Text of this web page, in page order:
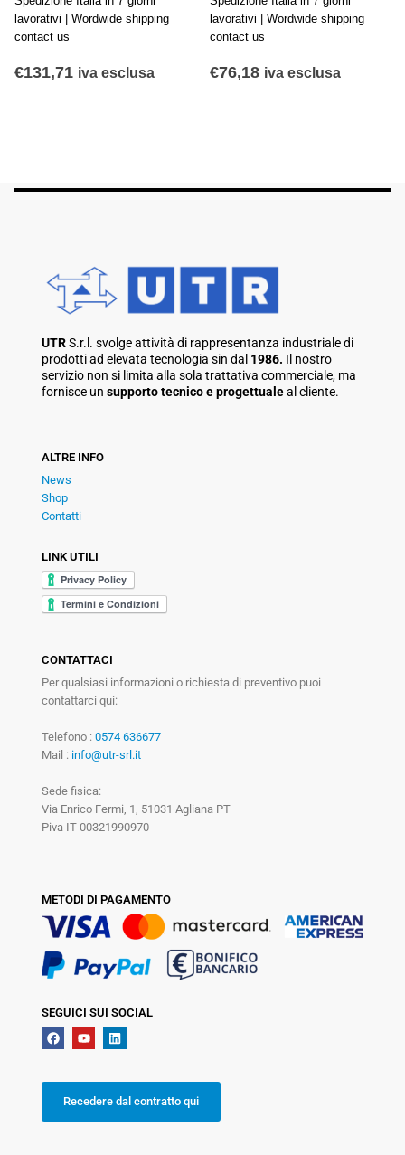
lavorativi | Wordwide shipping
contact us
€131,71 iva esclusa
lavorativi | Wordwide shipping
contact us
€76,18 iva esclusa
UTRS.r.l. svolge attività di rappresentanza industriale di
prodotti ad elevata tecnologia sin dal 1986. Il nostro
servizio non si limita alla sola trattativa commerciale, ma
fornisce un supporto tecnico e progettualeal cliente.
ALTRE INFO
News
Shop
Contatti
LINK UTILI
CONTATTACI
Per qualsiasi informazioni o richiesta di preventivo puoi
contattarci qui:
Telefono : 0574 636677
Mail : info@utr-srl.it
Sede fisica:
Via Enrico Fermi, 1, 51031 Agliana PT
Piva IT 00321990970
METODI DI PAGAMENTO
SEGUICI SUI SOCIAL
Recedere dal contratto qui